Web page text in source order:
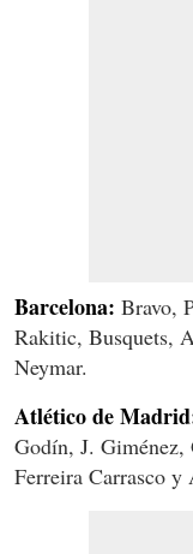
Barcelona: Bravo,
Rakitic, Busquets,
Neymar.
Atlético de
Godín, J.
Ferreira Carrasco y